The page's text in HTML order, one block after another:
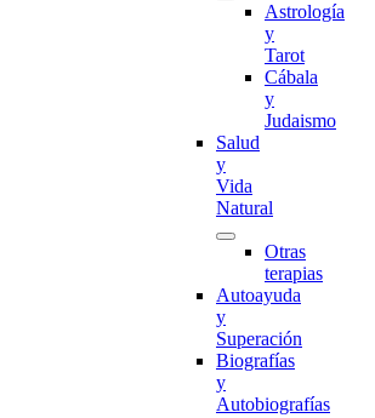
Astrología
y
Tarot
Cábala
y
Judaismo
Salud
y
Vida
Natural
Otras
terapias
Autoayuda
y
Superación
Biografías
y
Autobiografías